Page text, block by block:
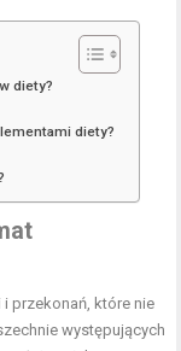
diety?
diety?
przekonań, które nie
występujących